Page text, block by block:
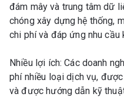
đám mây và trung tâm dữ
chóng xây dựng hệ thống,
chi phí và đáp ứng nhu cầu
Nhiều lợi ích: Các doanh
phí nhiều loại dịch vụ,
và được hướng dẫn kỹ